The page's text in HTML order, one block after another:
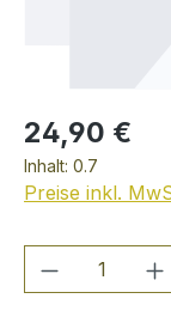
24,90 €
Inhalt: 0.7
Preise inkl.
Produkt